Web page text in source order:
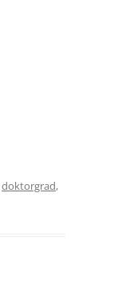
doktorgrad,